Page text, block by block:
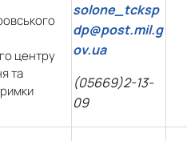
центру
та
solone_tcksp
dp@post.mil.g
ov.ua
(05669)2-13-
09